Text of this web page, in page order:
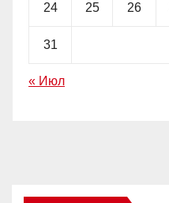
24 25 26
31
« Июл